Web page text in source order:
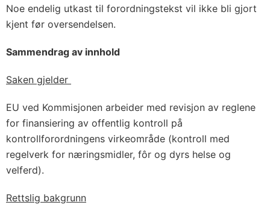
Noe endelig utkast til forordningstekst vil ikke bli gjort
kjent før oversendelsen.
Sammendrag av innhold
Saken gjelder
EU ved Kommisjonen arbeider med revisjon av reglene
for finansiering av offentlig kontroll på
kontrollforordningens virkeområde (kontroll med
regelverk for næringsmidler, fôr og dyrs helse og
velferd).
Rettslig bakgrunn